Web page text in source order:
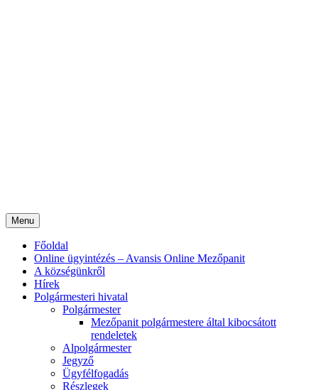
Menu
Főoldal
Online ügyintézés – Avansis Online Mezőpanit
A községünkről
Hírek
Polgármesteri hivatal
Polgármester
Mezőpanit polgármestere által kibocsátott
rendeletek
Alpolgármester
Jegyző
Ügyfélfogadás
Részlegek